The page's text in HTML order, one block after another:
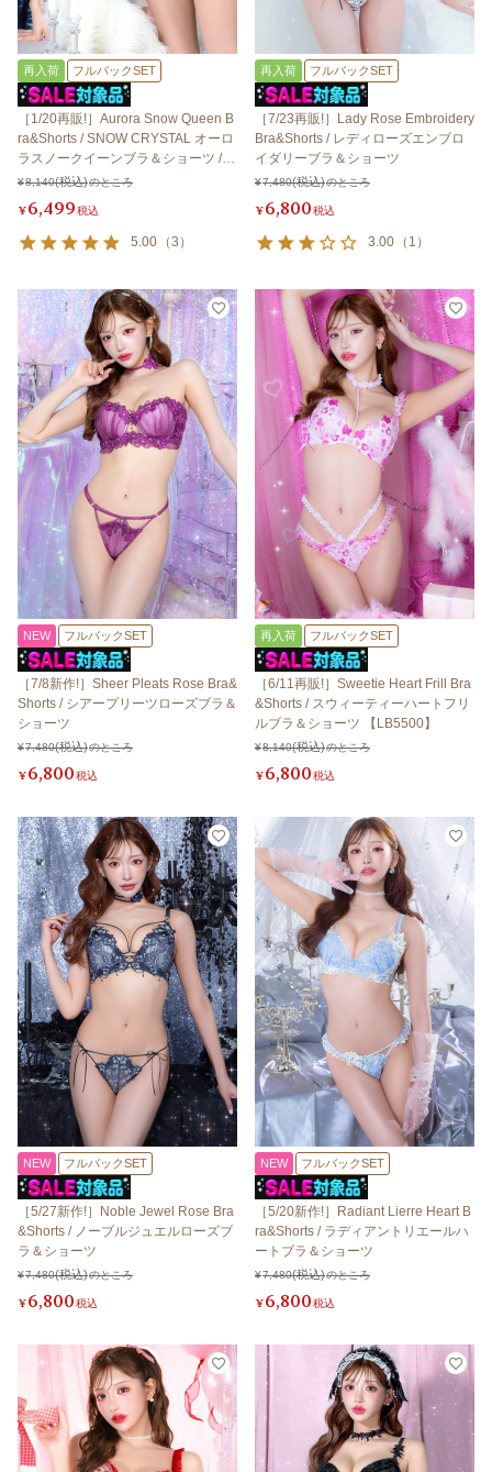
再入荷 フルバックSET
［1/20再販!］Aurora Snow Queen B
ra&Shorts / SNOW CRYSTAL オーロ
ラスノークイーンブラ＆ショーツ /
スノークリスタル 【LB5500】
¥8,140 のところ
¥6,499税込
5.00 （3 ）
再入荷 フルバックSET
［7/23再販!］Lady Rose Embroidery
Bra&Shorts / レディローズエンブロ
イダリーブラ＆ショーツ
¥7,480 のところ
¥6,800税込
3.00 （ 1 ）
NEW フルバックSET
［7/8新作!］Sheer Pleats Rose Bra&
Shorts / シアープリーツローズブラ＆
ショーツ
¥7,480 のところ
¥6,800税込
再入荷 フルバックSET
［6/11再販!］Sweetie Heart Frill Bra
&Shorts / スウィーティーハートフリ
ルブラ＆ショーツ 【LB5500】
¥8,140 のところ
¥6,800税込
NEW フルバックSET
［5/27新作!］Noble Jewel Rose Bra
&Shorts / ノーブルジュエルローズブ
ラ＆ショーツ
¥7,480 のところ
¥6,800税込
NEW フルバックSET
［5/20新作!］Radiant Lierre Heart B
ra&Shorts / ラディアントリエールハ
ートブラ＆ショーツ
¥7,480 のところ
¥6,800税込